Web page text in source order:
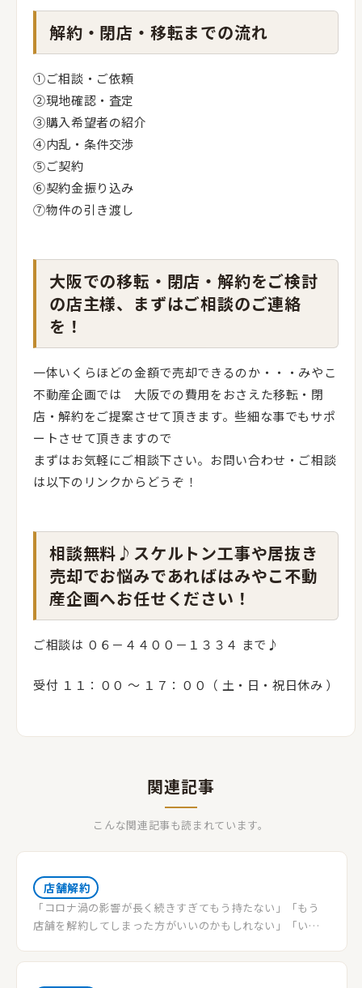
解約・閉店・移転までの流れ
①ご相談・ご依頼
②現地確認・査定
③購入希望者の紹介
④内乱・条件交渉
⑤ご契約
⑥契約金振り込み
⑦物件の引き渡し
大阪での移転・閉店・解約をご検討
の店主様、まずはご相談のご連絡
を！
一体いくらほどの金額で売却できるのか・・・みやこ
不動産企画では 大阪での費用をおさえた移転・閉
店・解約をご提案させて頂きます。些細な事でもサポ
ートさせて頂きますので
まずはお気軽にご相談下さい。お問い合わせ・ご相談
は以下のリンクからどうぞ！
相談無料♪スケルトン工事や居抜き
売却でお悩みであればはみやこ不動
産企画へお任せください！
ご相談は ０６－４４００－１３３４ まで♪
受付 １１：００ 〜 １７：００（ 土・日・祝日休み ）
関連記事
こんな関連記事も読まれています。
店舗解約
「コロナ渦の影響が長く続きすぎてもう持たない」「もう
店舗を解約してしまった方がいいのかもしれない」「いざ
たい」そうお考えの方もこの時代多いでしょう。ここでは、